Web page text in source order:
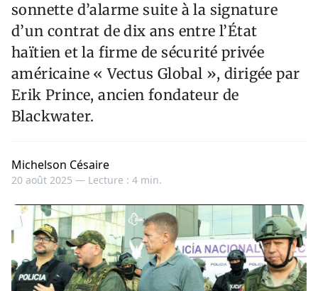
sonnette d’alarme suite à la signature
d’un contrat de dix ans entre l’État
haïtien et la firme de sécurité privée
américaine « Vectus Global », dirigée par
Erik Prince, ancien fondateur de
Blackwater.
Michelson Césaire
20 août 2025 — Lecture : 4 min.